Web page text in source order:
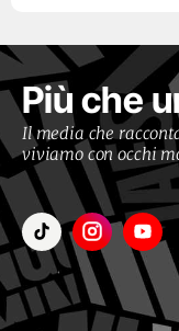
Più che
Il media che
viviamo con occhi